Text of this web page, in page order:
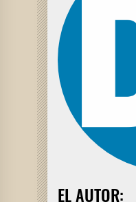
EL AUTOR: